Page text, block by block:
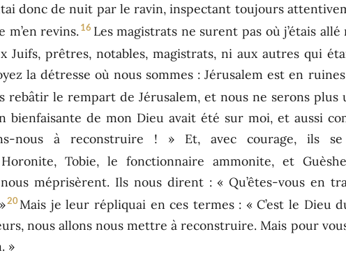
donc de nuit par le ravin, inspectant toujours
m’en revins. 16 Les magistrats ne surent pas où j’étais
Juifs, prêtres, notables, magistrats, ni aux autres qui
la détresse où nous sommes : Jérusalem est en
rebâtir le rempart de Jérusalem, et nous ne serons
bienfaisante de mon Dieu avait été sur moi, et aussi
nous à reconstruire ! » Et, avec courage, ils
Tobie, le fonctionnaire ammonite, et
méprisèrent. Ils nous dirent : « Qu’êtes-vous en
20Mais je leur répliquai en ces termes : « C’est le Dieu
nous allons nous mettre à reconstruire. Mais pour
»